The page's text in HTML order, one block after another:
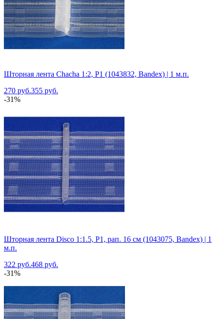
Шторная лента Chacha 1:2, P1 (1043832, Bandex) | 1 м.п.
270 руб.355 руб.
-31%
Шторная лента Disco 1:1.5, P1, рап. 16 см (1043075, Bandex) | 1
м.п.
322 руб.468 руб.
-31%